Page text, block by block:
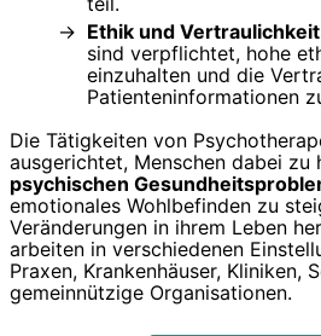
Ethik und Vertraulichkeit
sind verpflichtet, hohe
einzuhalten und die
Patienteninformationen
Die Tätigkeiten von
ausgerichtet, Menschen dabei zu
psychischen
emotionales Wohlbefinden zu
Veränderungen in ihrem Leben
arbeiten in verschiedenen
Praxen, Krankenhäuser, Kliniken,
gemeinnützige Organisationen.